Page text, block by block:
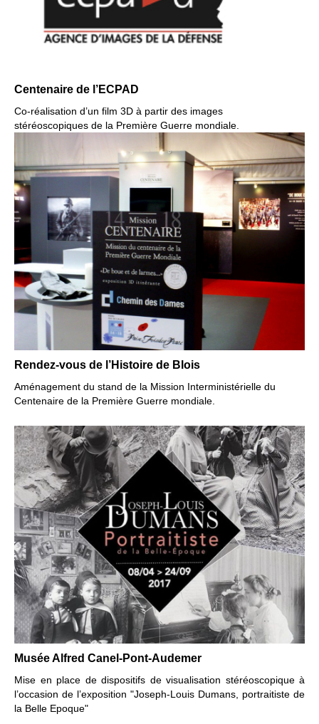
Centenaire de l’ECPAD
Co-réalisation d’un film 3D à partir des images
stéréoscopiques de la Première Guerre mondiale.
Rendez-vous de l’Histoire de Blois
Aménagement du stand de la Mission Interministérielle du
Centenaire de la Première Guerre mondiale.
Musée Alfred Canel-Pont-Audemer
Mise en place de dispositifs de visualisation stéréoscopique à
l’occasion de l’exposition "Joseph-Louis Dumans, portraitiste de
la Belle Epoque"